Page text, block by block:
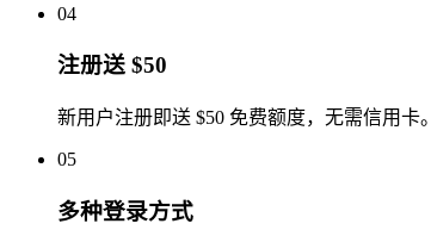
04
注册送 $50
新用户注册即送 $50 免费额度，无需信用卡。
05
多种登录方式